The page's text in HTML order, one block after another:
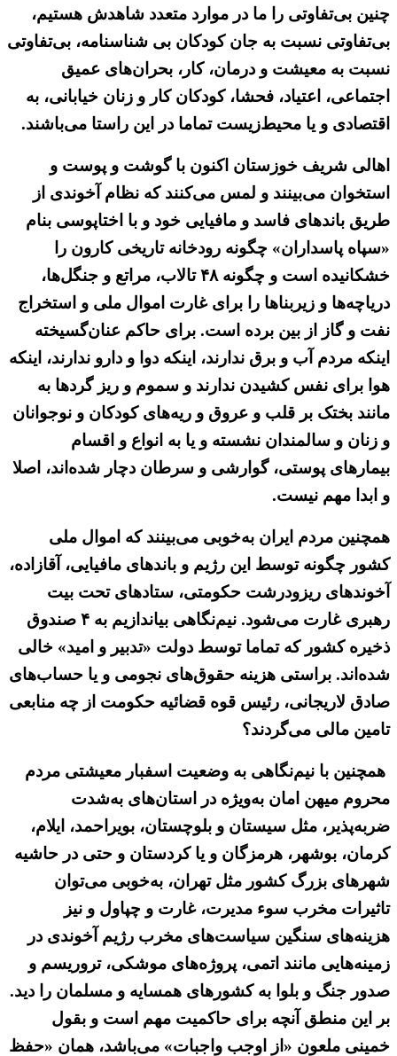
چنین بی‌تفاوتی را ما در موارد متعدد شاهدش هستیم،
بی‌تفاوتی نسبت به جان کودکان بی شناسنامه، بی‌تفاوتی
نسبت به معیشت و درمان، کار، بحران‌های عمیق
اجتماعی، اعتیاد، فحشا، کودکان کار و زنان خیابانی، به
اقتصادی و یا محیط‌زیست تماما در این راستا می‌باشند.
اهالی شریف خوزستان اکنون با گوشت و پوست و
استخوان می‌بینند و لمس می‌کنند که نظام آخوندی از
طریق باندهای فاسد و مافیایی خود و با اختاپوسی بنام
«سپاه پاسداران» چگونه رودخانه تاریخی کارون را
خشکانیده است و چگونه ۴۸ تالاب، مراتع و جنگل‌ها،
دریاچه‌ها و زیربناها را برای غارت اموال ملی و استخراج
نفت و گاز از بین برده است. برای حاکم عنان‌گسیخته
اینکه مردم آب و برق ندارند، اینکه دوا و دارو ندارند، اینکه
هوا برای نفس کشیدن ندارند و سموم و ریز گردها به
مانند بختک بر قلب و عروق و ریه‌های کودکان و نوجوانان
و زنان و سالمندان نشسته و یا به انواع و اقسام
بیمارهای پوستی، گوارشی و سرطان دچار شده‌اند، اصلا
و ابدا مهم نیست.
همچنین مردم ایران به‌خوبی می‌بینند که اموال ملی
کشور چگونه توسط این رژیم و باندهای مافیایی، آقازاده،
آخوندهای ریزودرشت حکومتی، ستادهای تحت بیت
رهبری غارت می‌شود. نیم‌نگاهی بیاندازیم به ۴ صندوق
ذخیره کشور که تماما توسط دولت «تدبیر و امید» خالی
شده‌اند. براستی هزینه حقوق‌های نجومی و یا حساب‌های
صادق لاریجانی، رئیس قوه قضائیه حکومت از چه منابعی
تامین مالی می‌گردند؟
همچنین با نیم‌نگاهی به وضعیت اسفبار معیشتی مردم
محروم میهن امان به‌ویژه در استان‌های به‌شدت
ضربه‌پذیر، مثل سیستان و بلوچستان، بویراحمد، ایلام،
کرمان، بوشهر، هرمزگان و یا کردستان و حتی در حاشیه
شهرهای بزرگ کشور مثل تهران، به‌خوبی می‌توان
تاثیرات مخرب سوء مدیرت، غارت و چپاول و نیز
هزینه‌های سنگین سیاست‌های مخرب رژیم آخوندی در
زمینه‌هایی مانند اتمی، پروژه‌های موشکی، تروریسم و
صدور جنگ و بلوا به کشورهای همسایه و مسلمان را دید.
بر این منطق آنچه برای حاکمیت مهم است و بقول
خمینی ملعون «از اوجب واجبات» می‌باشد، همان «حفظ